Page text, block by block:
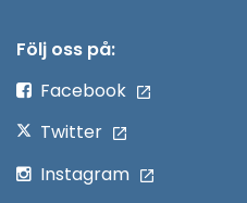
Följ oss på:
Facebook
Twitter
Instagram